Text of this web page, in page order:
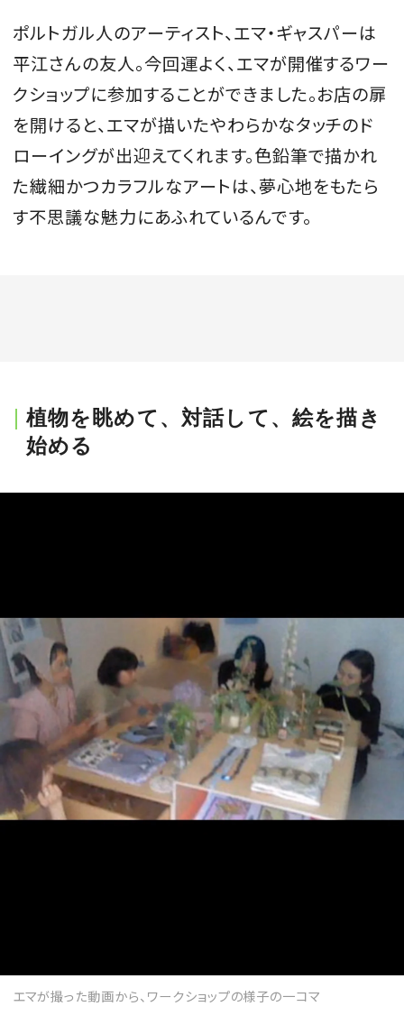
ポルトガル人のアーティスト、エマ・ギャスパーは
平江さんの友人。今回運よく、エマが開催するワー
クショップに参加することができました。お店の扉
を開けると、エマが描いたやわらかなタッチのド
ローイングが出迎えてくれます。色鉛筆で描かれ
た繊細かつカラフルなアートは、夢心地をもたら
す不思議な魅力にあふれているんです。
植物を眺めて、対話して、絵を描き
始める
エマが撮った動画から、ワークショップの様子の一コマ